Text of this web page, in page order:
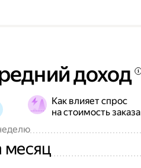
доход
Как влияет спрос
на стоимость заказа
месяц